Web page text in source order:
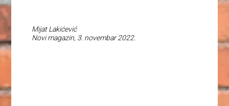
Mijat Lakićević
Novi magazin, 3. novembar 2022.